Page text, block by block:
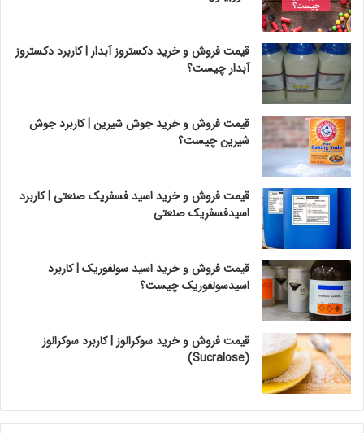
قیمت فروش و خرید دکستروز آبدار | کاربرد دکستروز
آبدار چیست؟
قیمت فروش و خرید جوش شیرین | کاربرد جوش
شیرین چیست؟
قیمت فروش و خرید اسید فسفریک صنعتی | کاربرد
اسیدفسفریک صنعتی
قیمت فروش و خرید اسید سولفوریک | کاربرد
اسیدسولفوریک چیست؟
قیمت فروش و خرید سوکرالوز | کاربرد سوکرالوز
(Sucralose)